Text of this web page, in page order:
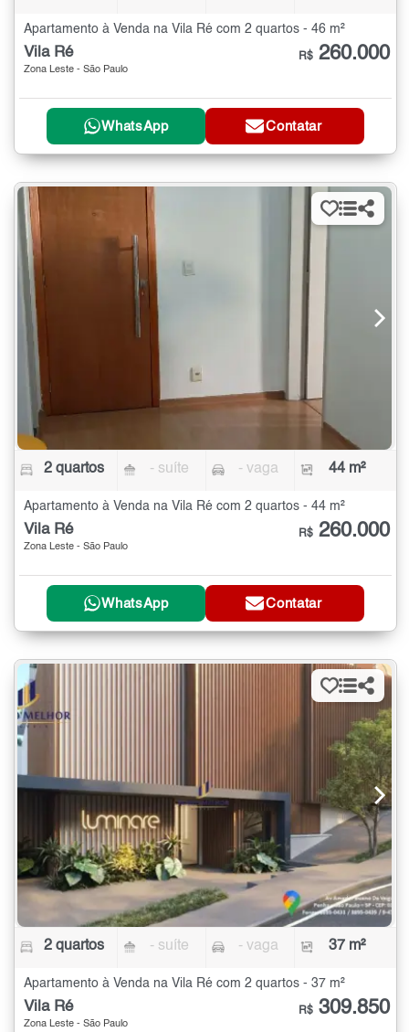
Apartamento à Venda na Vila Ré com 2 quartos - 46 m²
Vila Ré
Zona Leste - São Paulo
R$ 260.000
WhatsApp Contatar
2 quartos - suíte - vaga 44 m²
Apartamento à Venda na Vila Ré com 2 quartos - 44 m²
Vila Ré
Zona Leste - São Paulo
R$ 260.000
WhatsApp Contatar
2 quartos - suíte - vaga 37 m²
Apartamento à Venda na Vila Ré com 2 quartos - 37 m²
Vila Ré
Zona Leste - São Paulo
R$ 309.850